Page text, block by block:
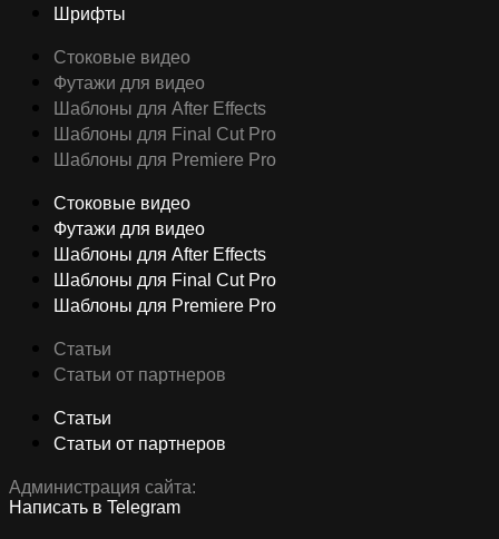
Шрифты
Стоковые видео
Футажи для видео
Шаблоны для After Effects
Шаблоны для Final Cut Pro
Шаблоны для Premiere Pro
Стоковые видео
Футажи для видео
Шаблоны для After Effects
Шаблоны для Final Cut Pro
Шаблоны для Premiere Pro
Статьи
Статьи от партнеров
Статьи
Статьи от партнеров
Администрация сайта:
Написать в Telegram